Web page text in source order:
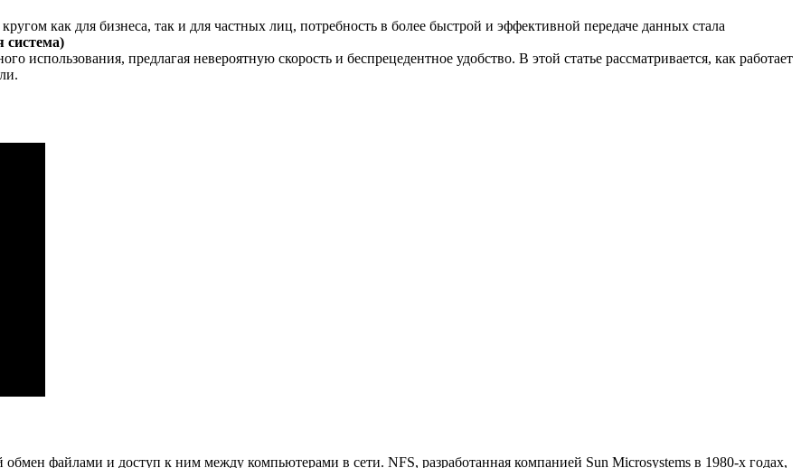
как для бизнеса, так и для частных лиц, потребность в более быстрой и эффективной передаче данных стала
система)
использования, предлагая невероятную скорость и беспрецедентное удобство. В этой статье рассматривается, как работает
файлами и доступ к ним между компьютерами в сети. NFS, разработанная компанией Sun Microsystems в 1980-х годах,